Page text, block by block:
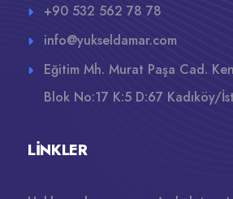
+90 532 562 78 78
info@yukseldamar.com
Eğitim Mh. Murat Paşa Cad.
Blok No:17 K:5 D:67 Kadıköy/
LINKLER